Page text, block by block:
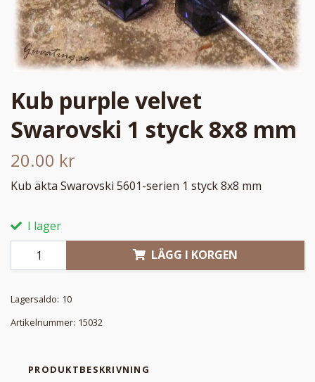
Kub purple velvet
Swarovski 1 styck 8x8 mm
20.00 kr
Kub äkta Swarovski 5601-serien 1 styck 8x8 mm
I lager
LÄGG I KORGEN
Lagersaldo: 10
Artikelnummer: 15032
PRODUKTBESKRIVNING